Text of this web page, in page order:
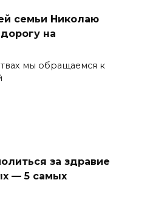
семьи Николаю
на
мы обращаемся к
за здравие
— 5 самых